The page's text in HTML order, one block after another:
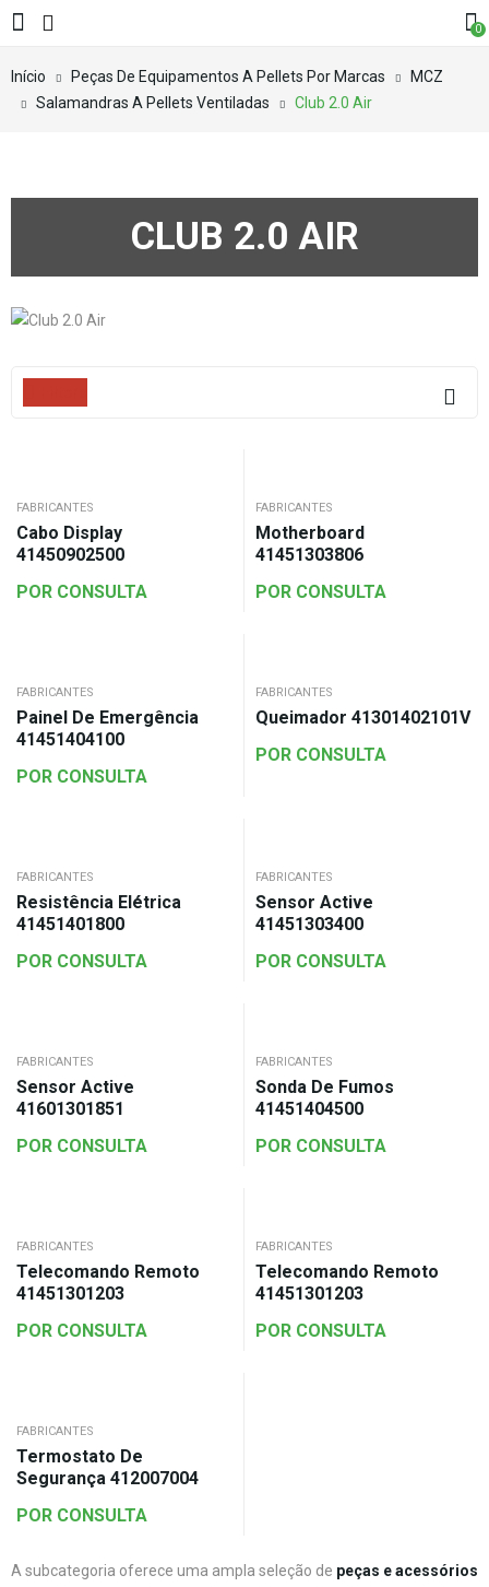
0
Início Peças De Equipamentos A Pellets Por Marcas
MCZ
Salamandras A Pellets Ventiladas
Club 2.0 Air
CLUB 2.0 AIR
FABRICANTES
Cabo Display
41450902500
POR CONSULTA
FABRICANTES
Motherboard
41451303806
POR CONSULTA
FABRICANTES
Painel De Emergência
41451404100
POR CONSULTA
FABRICANTES
Queimador 41301402101V
POR CONSULTA
FABRICANTES
Resistência Elétrica
41451401800
POR CONSULTA
FABRICANTES
Sensor Active
41451303400
POR CONSULTA
FABRICANTES
Sensor Active
41601301851
POR CONSULTA
FABRICANTES
Sonda De Fumos
41451404500
POR CONSULTA
FABRICANTES
Telecomando Remoto
41451301203
POR CONSULTA
FABRICANTES
Telecomando Remoto
41451301203
POR CONSULTA
FABRICANTES
Termostato De
Segurança 412007004
POR CONSULTA
A subcategoria oferece uma ampla seleção de peças e acessórios